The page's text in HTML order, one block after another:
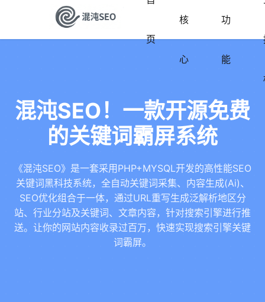
页
核
心
功
能
混沌SEO！一款开源免费
的关键词霸屏系统
《混沌SEO》是一套采用PHP+MYSQL开发的高性能SEO
关键词黑科技系统，全自动关键词采集、内容生成(Ai)、
SEO优化组合于一体，通过URL重写生成泛解析地区分
站、行业分站及关键词、文章内容，针对搜索引擎进行推
送。让你的网站内容收录过百万，快速实现搜索引擎关键
词霸屏。